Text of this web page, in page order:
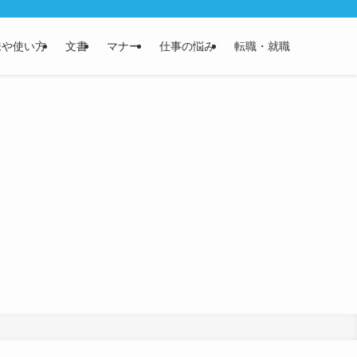
使い方 文書 マナー 仕事の悩み 転職・就職